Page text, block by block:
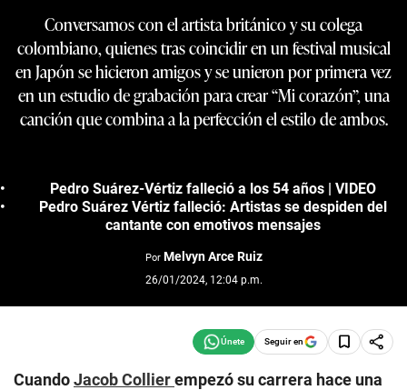
Conversamos con el artista británico y su colega
colombiano, quienes tras coincidir en un festival musical
en Japón se hicieron amigos y se unieron por primera vez
en un estudio de grabación para crear “Mi corazón”, una
canción que combina a la perfección el estilo de ambos.
Pedro Suárez-Vértiz falleció a los 54 años | VIDEO
Pedro Suárez Vértiz falleció: Artistas se despiden del
cantante con emotivos mensajes
Por Melvyn Arce Ruiz
26/01/2024, 12:04 p.m.
Seguir en
CuandoJacob Collierempezó su carrera hace una